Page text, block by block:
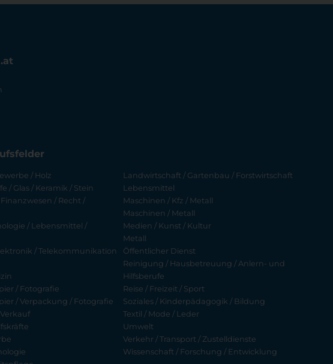
/ Holz
/ Glas / Keramik / Stein
/ Recht /
/ Lebensmittel /
/ Telekommunikation
/ Fotografie
/ Verpackung / Fotografie
Landwirtschaft / Gartenbau / Forstwirtschaft
Lebensmittel
Maschinen / Kfz / Metall
Maschinen / Metall
Medien / Kunst / Kultur
Metall
Öffentlicher Dienst
Reinigung / Hausbetreuung / Anlern- und
Hilfsberufe
Reise / Freizeit / Sport
Soziales / Kinderpädagogik / Bildung
Textil / Mode / Leder
Umwelt
Verkehr / Transport / Zustelldienste
Wissenschaft / Forschung / Entwicklung